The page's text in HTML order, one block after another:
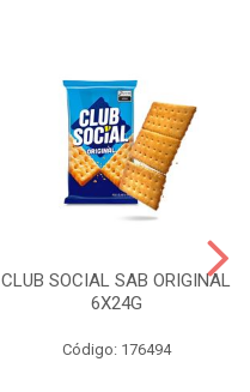
CLUB SOCIAL SAB ORIGINAL
6X24G
Código: 176494